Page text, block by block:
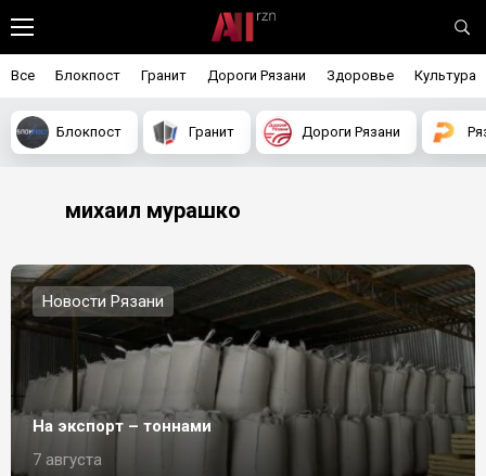
Все Блокпост Гранит Дороги Рязани Здоровье Культура
Блокпост Гранит Дороги Рязани
михаил мурашко
Новости Рязани
На экспорт – тоннами
7 августа